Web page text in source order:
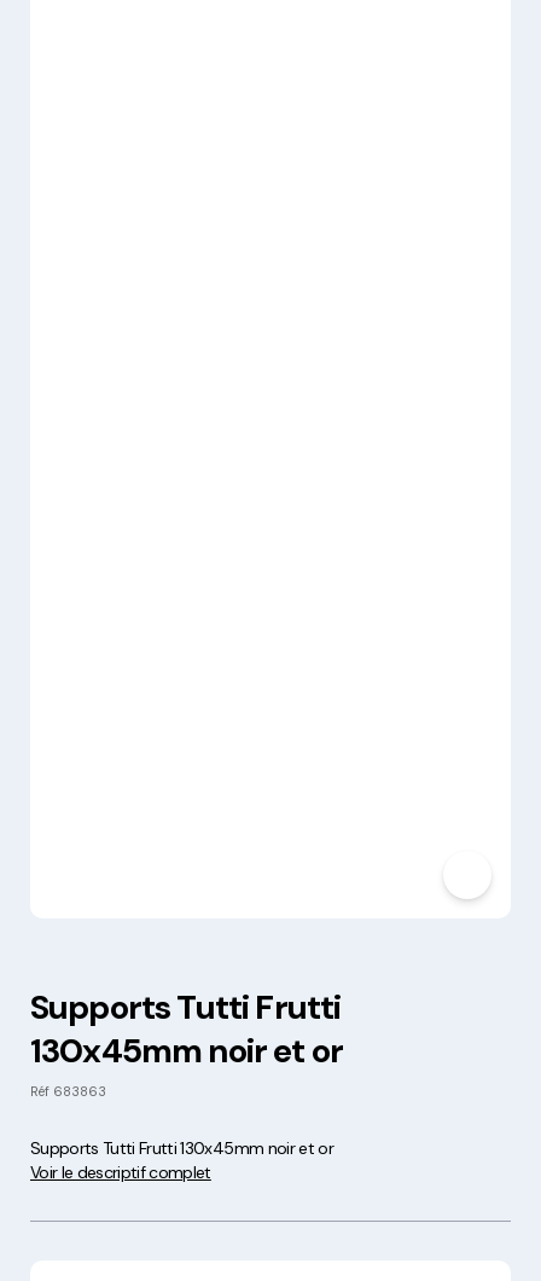
Supports Tutti Frutti
130x45mm noir et or
Réf 683863
Supports Tutti Frutti 130x45mm noir et or
Voir le descriptif complet